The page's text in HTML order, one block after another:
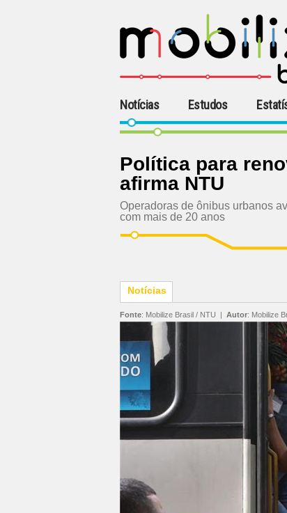
Notícias Estudos
Política para
afirma NTU
Operadoras de ônibus urbanos
com mais de 20 anos
Notícias
Fonte: Mobilize Brasil / NTU | Autor: Mobilize